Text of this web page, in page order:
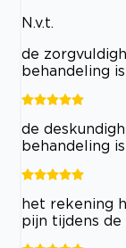
N.v.t.
de
behandeling
de
behandeling
het rekening
pijn tijdens de